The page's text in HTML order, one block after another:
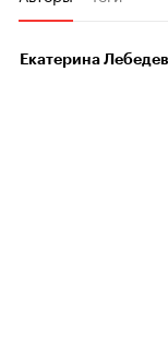
Екатерина